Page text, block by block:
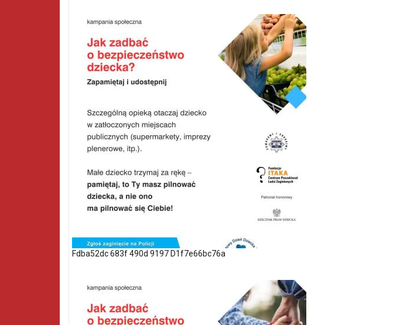
Fdba52dc 683f 490d 9197 D1f7e66bc76a